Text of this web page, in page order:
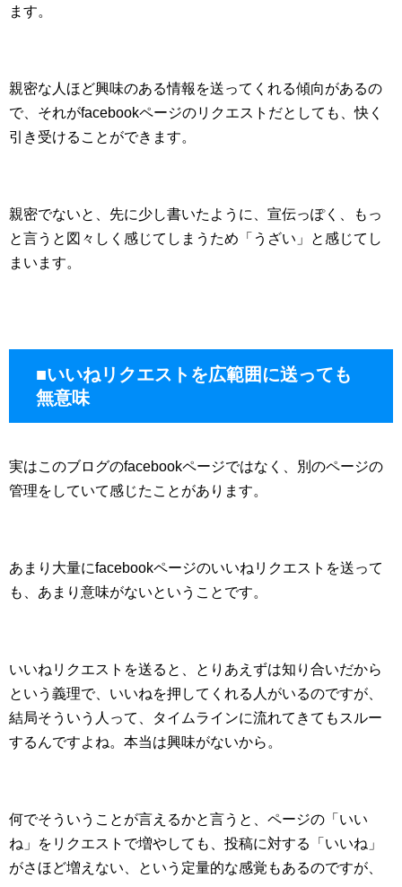
ます。
親密な人ほど興味のある情報を送ってくれる傾向があるの
で、それがfacebookページのリクエストだとしても、快く
引き受けることができます。
親密でないと、先に少し書いたように、宣伝っぽく、もっ
と言うと図々しく感じてしまうため「うざい」と感じてし
まいます。
■いいねリクエストを広範囲に送っても
無意味
実はこのブログのfacebookページではなく、別のページの
管理をしていて感じたことがあります。
あまり大量にfacebookページのいいねリクエストを送って
も、あまり意味がないということです。
いいねリクエストを送ると、とりあえずは知り合いだから
という義理で、いいねを押してくれる人がいるのですが、
結局そういう人って、タイムラインに流れてきてもスルー
するんですよね。本当は興味がないから。
何でそういうことが言えるかと言うと、ページの「いい
ね」をリクエストで増やしても、投稿に対する「いいね」
がさほど増えない、という定量的な感覚もあるのですが、